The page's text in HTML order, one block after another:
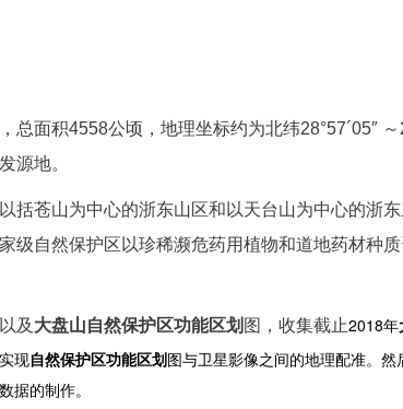
面积4558公顷，地理坐标约为北纬28°57´05″
源地。
苍山为中心的浙东山区和以天台山为中心的浙
级自然保护区以珍稀濒危药用植物和道地药材种
及 大盘山自然保护区功能区划 图，收集截止2018年
现自然保护区功能区划图与卫星影像之间的地理配准。然
数据的制作。